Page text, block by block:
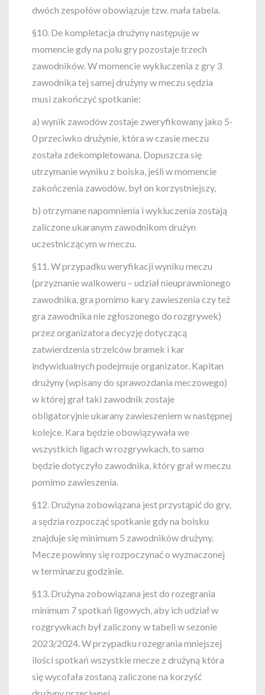
dwóch zespołów obowiązuje tzw. mała tabela.
§10. De kompletacja drużyny następuje w
momencie gdy na polu gry pozostaje trzech
zawodników. W momencie wykluczenia z gry 3
zawodnika tej samej drużyny w meczu sędzia
musi zakończyć spotkanie:
a) wynik zawodów zostaje zweryfikowany jako 5-
0 przeciwko drużynie, która w czasie meczu
została zdekompletowana. Dopuszcza się
utrzymanie wyniku z boiska, jeśli w momencie
zakończenia zawodów, był on korzystniejszy,
b) otrzymane napomnienia i wykluczenia zostają
zaliczone ukaranym zawodnikom drużyn
uczestniczącym w meczu.
§11. W przypadku weryfikacji wyniku meczu
(przyznanie walkoweru – udział nieuprawnionego
zawodnika, gra pomimo kary zawieszenia czy też
gra zawodnika nie zgłoszonego do rozgrywek)
przez organizatora decyzję dotyczącą
zatwierdzenia strzelców bramek i kar
indywidualnych podejmuje organizator. Kapitan
drużyny (wpisany do sprawozdania meczowego)
w której grał taki zawodnik zostaje
obligatoryjnie ukarany zawieszeniem w następnej
kolejce. Kara będzie obowiązywała we
wszystkich ligach w rozgrywkach, to samo
będzie dotyczyło zawodnika, który grał w meczu
pomimo zawieszenia.
§12. Drużyna zobowiązana jest przystąpić do gry,
a sędzia rozpocząć spotkanie gdy na boisku
znajduje się minimum 5 zawodników drużyny.
Mecze powinny się rozpoczynać o wyznaczonej
w terminarzu godzinie.
§13. Drużyna zobowiązana jest do rozegrania
minimum 7 spotkań ligowych, aby ich udział w
rozgrywkach był zaliczony w tabeli w sezonie
2023/2024. W przypadku rozegrania mniejszej
ilości spotkań wszystkie mecze z drużyną która
się wycofała zostaną zaliczone na korzyść